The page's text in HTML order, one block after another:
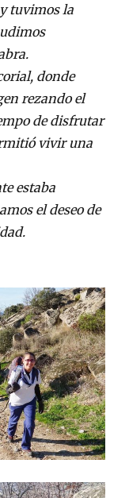
tuvimos la
donde
rezando el
de disfrutar
vivir una
estaba
el deseo de